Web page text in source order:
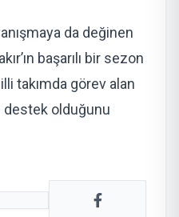
da değinen
başarılı bir sezon
takımda görev alan
olduğunu